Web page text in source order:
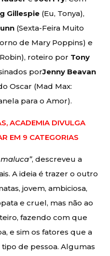
Gillespie (Eu, Tonya),
(Sexta-Feira Muito
de Mary Poppins) e
roteiro por Tony
porJenny Beavan
Oscar (Mad Max:
para o Amor).
ACADEMIA DIVULGA
EM 9 CATEGORIAS
, descreveu a
A ideia é trazer o outro
jovem, ambiciosa,
e cruel, mas não ao
fazendo com que
e sim os fatores que a
de pessoa. Algumas